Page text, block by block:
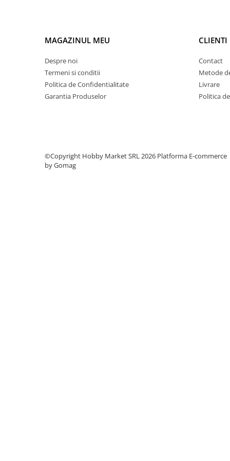
Tranzistori si circuite integrate
Intrerupatoare
Smart Home
Accesorii trotinete electrice
MAGAZINUL MEU
Despre noi
Termeni si conditii
Politica de Confidentialitate
Garantia Produselor
CLIENTI
Contact
Metode
Livrare
Politica
©Copyright Hobby Market SRL 2026 Platforma E-commerce
by Gomag